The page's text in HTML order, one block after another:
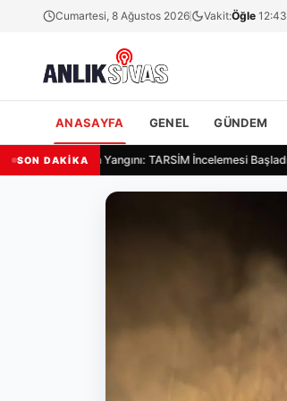
Cumartesi, 8 Ağustos 2026 Vakit:Öğle 12:43
ANASAYFA GENEL GÜNDEM
SON DAKİKAEkin Yangını: TARSİM İncelemesi Başladı